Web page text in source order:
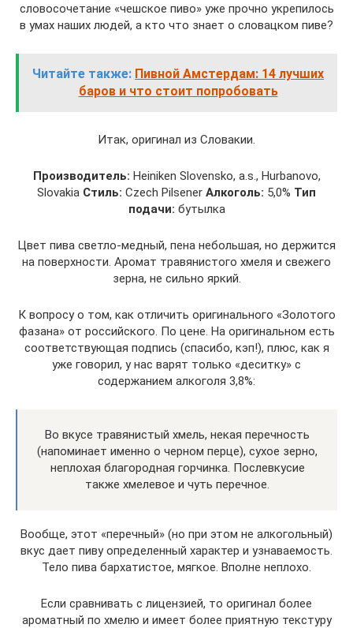
словосочетание «чешское пиво» уже прочно укрепилось
в умах наших людей, а кто что знает о словацком пиве?
Читайте также: Пивной Амстердам: 14 лучших
баров и что стоит попробовать
Итак, оригинал из Словакии.
Производитель: Heiniken Slovensko, a.s., Hurbanovo,
Slovakia Стиль: Czech Pilsener Алкоголь: 5,0% Тип
подачи: бутылка
Цвет пива светло-медный, пена небольшая, но держится
на поверхности. Аромат травянистого хмеля и свежего
зерна, не сильно яркий.
К вопросу о том, как отличить оригинального «Золотого
фазана» от российского. По цене. На оригинальном есть
соответствующая подпись (спасибо, кэп!), плюс, как я
уже говорил, у нас варят только «деситку» с
содержанием алкоголя 3,8%:
Во вкусе травянистый хмель, некая перечность
(напоминает именно о черном перце), сухое зерно,
неплохая благородная горчинка. Послевкусие
также хмелевое и чуть перечное.
Вообще, этот «перечный» (но при этом не алкогольный)
вкус дает пиву определенный характер и узнаваемость.
Тело пива бархатистое, мягкое. Вполне неплохо.
Если сравнивать с лицензией, то оригинал более
ароматный по хмелю и имеет более приятную текстуру